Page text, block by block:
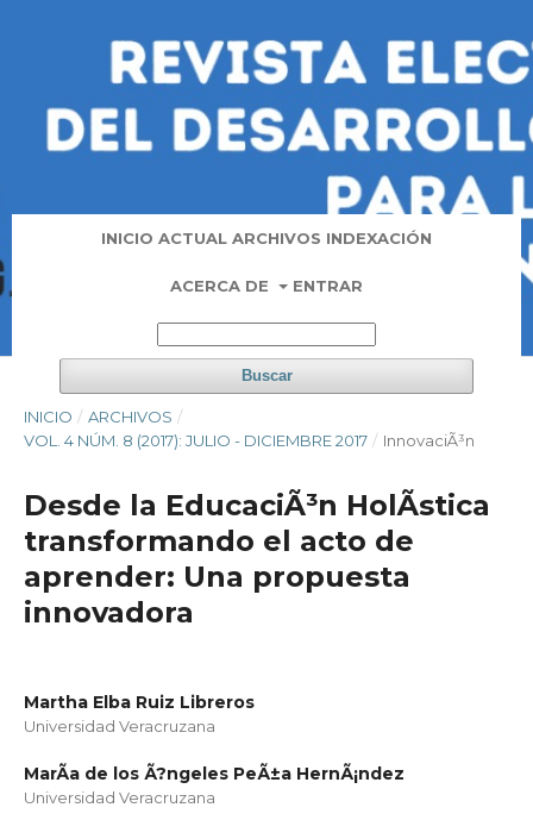
INICIO ACTUAL ARCHIVOS INDEXACIÓN
ACERCA DE ENTRAR
Buscar
INICIO / ARCHIVOS /
VOL. 4 NÚM. 8 (2017): JULIO - DICIEMBRE 2017 / InnovaciÃ³n
Desde la EducaciÃ³n HolÃ­stica
transformando el acto de
aprender: Una propuesta
innovadora
Martha Elba Ruiz Libreros
Universidad Veracruzana
MarÃ­a de los Ã?ngeles PeÃ±a HernÃ¡ndez
Universidad Veracruzana